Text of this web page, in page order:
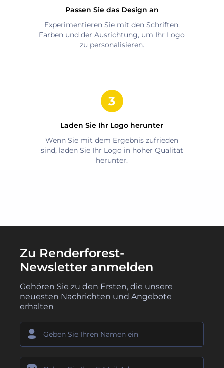
Passen Sie das Design an
Experimentieren Sie mit den Schriften,
Farben und der Ausrichtung, um Ihr Logo
zu personalisieren.
Laden Sie Ihr Logo herunter
Wenn Sie mit dem Ergebnis zufrieden
sind, laden Sie Ihr Logo in hoher Qualität
herunter.
Zu Renderforest-
Newsletter anmelden
Gehören Sie zu den Ersten, die unsere
neuesten Nachrichten und Angebote
erhalten